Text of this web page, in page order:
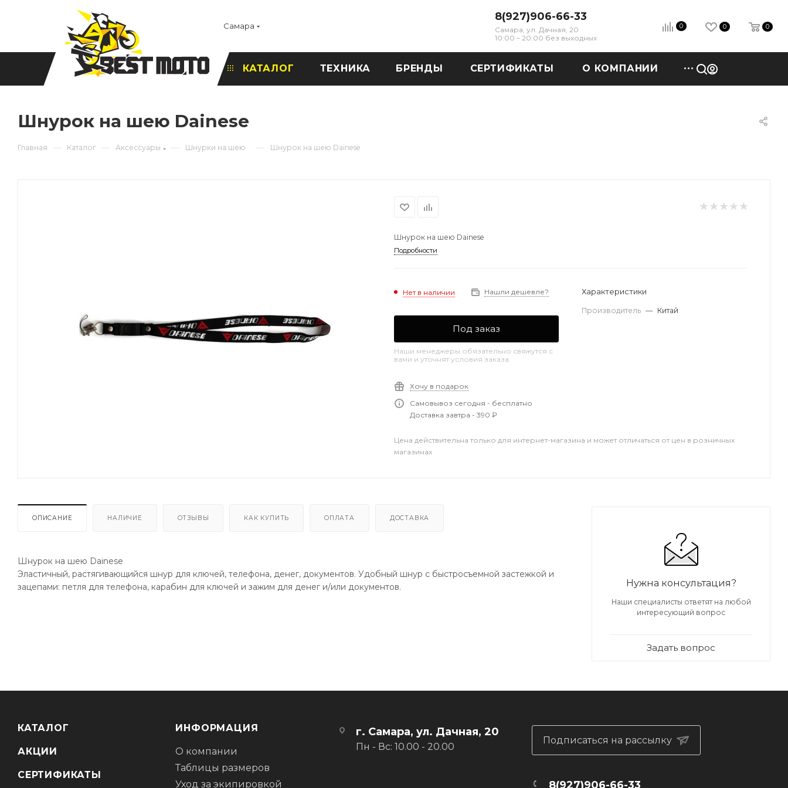
Самара
8(927)906-66-33
Самара, ул. Дачная, 20
10:00 – 20:00 без выходных
0 0 0
КАТАЛОГ ТЕХНИКА БРЕНДЫ СЕРТИФИКАТЫ О КОМПАНИИ
Шнурок на шею Dainese
Главная — Каталог — Аксессуары — Шнурки на шею — Шнурок на шею Dainese
Шнурок на шею Dainese
Подробности
Нет в наличии Нашли дешевле?
Под заказ
Наши менеджеры обязательно свяжутся с
вами и уточнят условия заказа
Хочу в подарок
Самовывоз сегодня - бесплатно
Доставка завтра - 390 ₽
Характеристики
Производитель — Китай
Цена действительна только для интернет-магазина и может отличаться от цен в розничных
магазинах
ОПИСАНИЕ НАЛИЧИЕ ОТЗЫВЫ КАК КУПИТЬ ОПЛАТА ДОСТАВКА
Шнурок на шею Dainese
Эластичный, растягивающийся шнур для ключей, телефона, денег, документов. Удобный шнур с быстросъемной застежкой и
зацепами: петля для телефона, карабин для ключей и зажим для денег и/или документов.
Нужна консультация?
Наши специалисты ответят на любой
интересующий вопрос
Задать вопрос
КАТАЛОГ
АКЦИИ
СЕРТИФИКАТЫ
ИНФОРМАЦИЯ
О компании
Таблицы размеров
Уход за экипировкой
г. Самара, ул. Дачная, 20
Пн - Вс: 10.00 - 20.00
Подписаться на рассылку
8(927)906-66-33